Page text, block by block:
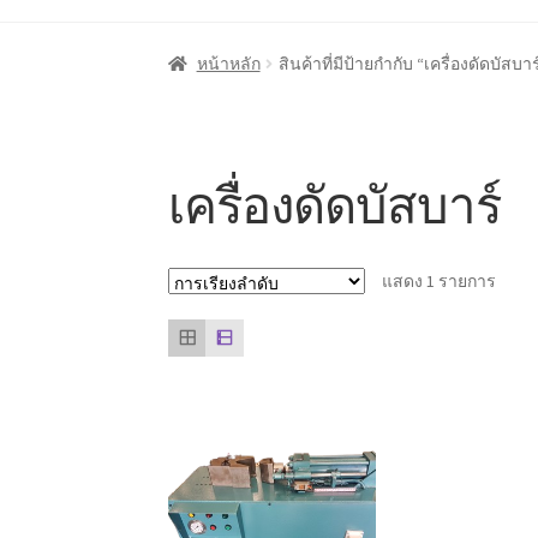
หน้าแรก Cart My account ชำระเงินตะกร้าสิน
หน้าหลัก สินค้าที่มีป้ายกำกับ “เครื่องดัดบัสบา
เครื่องดัดบัสบาร์
แสดง 1 รายการ